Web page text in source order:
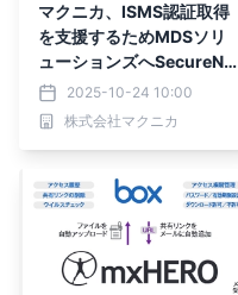
マクニカ、ISMS認証取得
を支援するためMDSソリ
ューションズへSecureNa
viを提供2025-10-24 10:00
株式会社マクニカ